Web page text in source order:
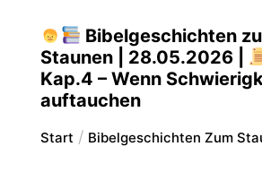
Bibelgeschichten
Staunen | 28.05.2026 |
Kap.4 – Wenn
auftauchen
Start Bibelgeschichten Zum